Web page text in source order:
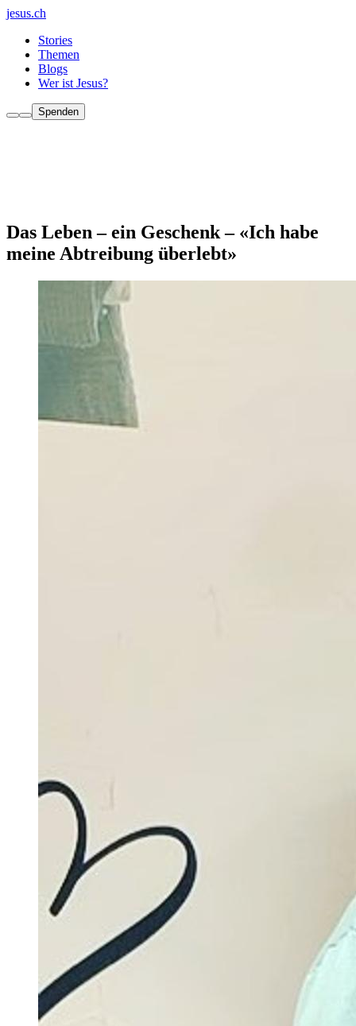
jesus.ch
Stories
Themen
Blogs
Wer ist Jesus?
Spenden
Das Leben – ein Geschenk – «Ich habe
meine Abtreibung überlebt»